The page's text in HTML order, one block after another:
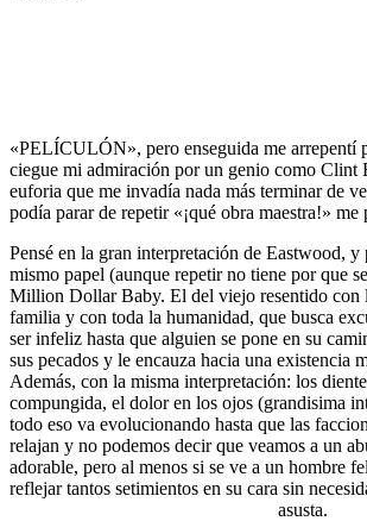
«PELÍCULÓN», pero enseguida me arrepentí
ciegue mi admiración por un genio como Clint
euforia que me invadía nada más terminar de
podía parar de repetir «¡qué obra maestra!» me
Pensé en la gran interpretación de Eastwood, y
mismo papel (aunque repetir no tiene por que
Million Dollar Baby. El del viejo resentido con
familia y con toda la humanidad, que busca
ser infeliz hasta que alguien se pone en su
sus pecados y le encauza hacia una existencia
Además, con la misma interpretación: los
compungida, el dolor en los ojos (grandisima
todo eso va evolucionando hasta que las
relajan y no podemos decir que veamos a un
adorable, pero al menos si se ve a un hombre
reflejar tantos setimientos en su cara sin
asusta.